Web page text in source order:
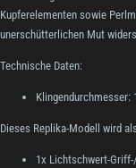
Kupferelementen sowie
unerschütterlichen Mut
Technische Daten:
Klingendurchmesser:
Dieses Replika-Modell wird
1x Lichtschwert-